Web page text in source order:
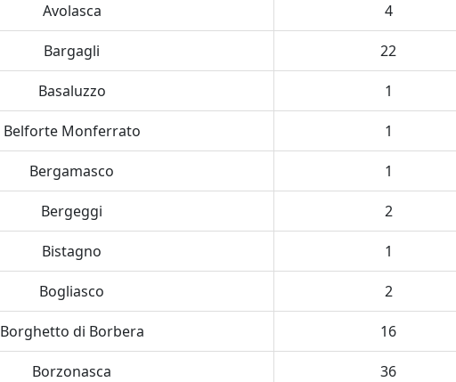
Avolasca 4
Bargagli 22
Basaluzzo 1
Belforte Monferrato 1
Bergamasco 1
Bergeggi 2
Bistagno 1
Bogliasco 2
Borghetto di Borbera 16
Borzonasca 36